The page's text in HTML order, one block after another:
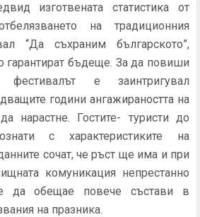
изготвената статистика от
на традиционния
“Да съхраним българското”,
гарантират бъдеще. За да повиши
фестивалът е заинтригувал
години ангажираността на
нарастне. Гостите- туристи до
с характеристиките на
сочат, че ръст ще има и при
комуникация непрестанно
да обещае повече състави в
на празника.